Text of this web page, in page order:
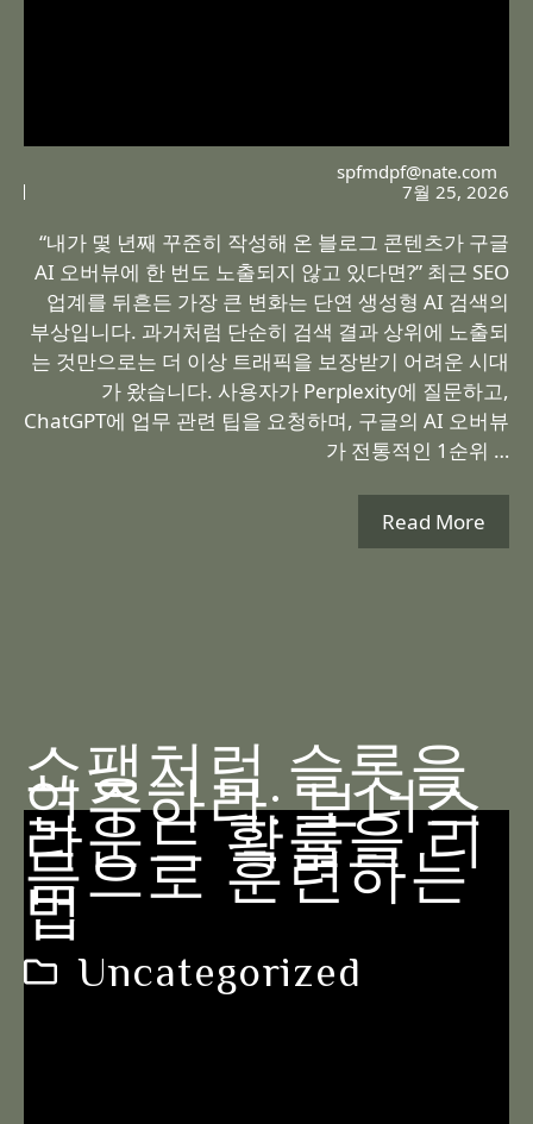
spfmdpf@nate.com
7월 25, 2026
“내가 몇 년째 꾸준히 작성해 온 블로그 콘텐츠가 구글
AI 오버뷰에 한 번도 노출되지 않고 있다면?” 최근 SEO
업계를 뒤흔든 가장 큰 변화는 단연 생성형 AI 검색의
부상입니다. 과거처럼 단순히 검색 결과 상위에 노출되
는 것만으로는 더 이상 트래픽을 보장받기 어려운 시대
가 왔습니다. 사용자가 Perplexity에 질문하고,
ChatGPT에 업무 관련 팁을 요청하며, 구글의 AI 오버뷰
가 전통적인 1순위 …
Read More
쇼팽처럼 슬롯을
연주하라: 보너스
라운드 확률을 리
듬으로 훈련하는
법
Uncategorized